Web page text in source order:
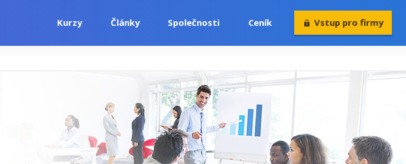
Kurzy Články Společnosti Ceník Vstup pro firmy